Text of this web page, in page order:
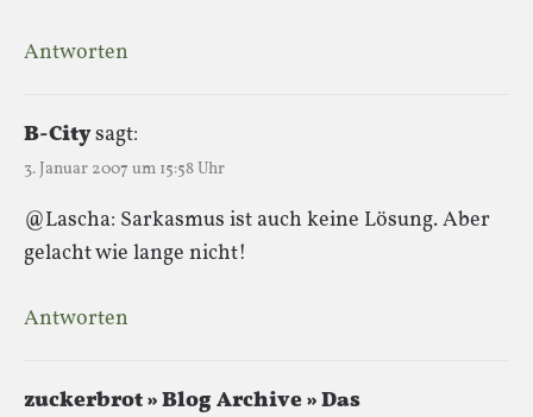
Antworten
B-Citysagt:
3. Januar 2007 um 15:58 Uhr
@Lascha: Sarkasmus ist auch keine Lösung. Aber
gelacht wie lange nicht!
Antworten
zuckerbrot » Blog Archive » Das